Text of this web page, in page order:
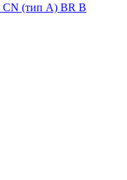
CN (тип A) BR В